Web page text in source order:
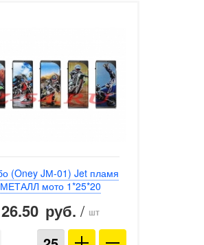
(Oney JМ-01) Jet пламя
МЕТАЛЛ мото 1*25*20
26.50 руб. / шт